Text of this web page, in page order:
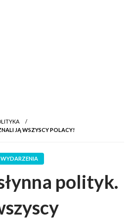
JĄ WSZYSCY POLACY!
WYDARZENIA
polityk.